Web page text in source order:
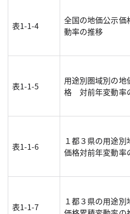
表1-1-4
全国の地価公示価
動率の推移
表1-1-5
用途別圏域別の地
格 対前年変動率
表1-1-6
１都３県の用途別
価格対前年変動率
表1-1-7
１都３県の用途別